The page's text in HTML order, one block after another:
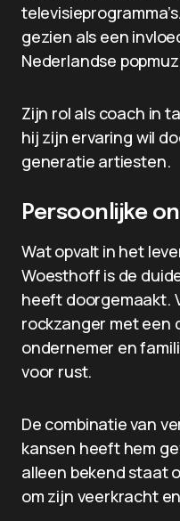
gezien als een
Nederlandse
Zijn rol als coach in
hij zijn ervaring wil
generatie artiesten.
Persoonlijke
Wat opvalt in het
Woesthoff is de
heeft doorgemaakt.
rockzanger met een
ondernemer en
voor rust.
De combinatie van
kansen heeft hem
alleen bekend staat
om zijn veerkracht